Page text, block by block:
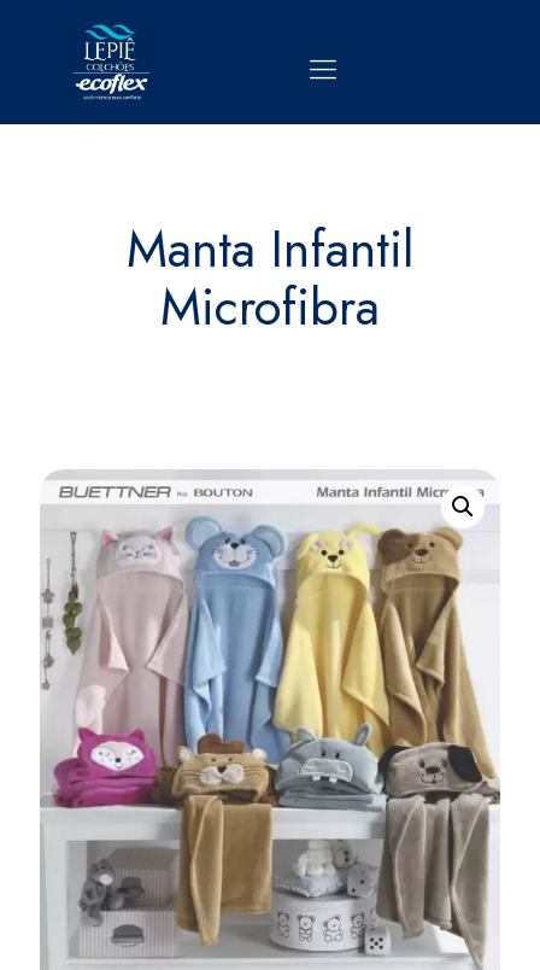
Manta Infantil
Microfibra